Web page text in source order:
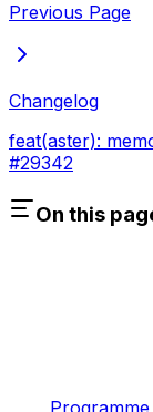
Previous Page
Changelog
feat(aster):
#29342
On this
Programme